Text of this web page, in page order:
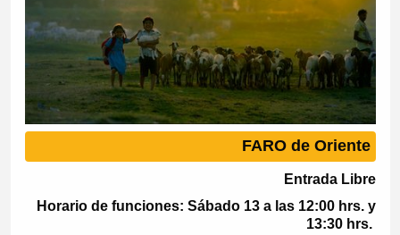
FARO de Oriente
Entrada Libre
Horario de funciones: Sábado 13 a las 12:00 hrs. y
13:30 hrs.